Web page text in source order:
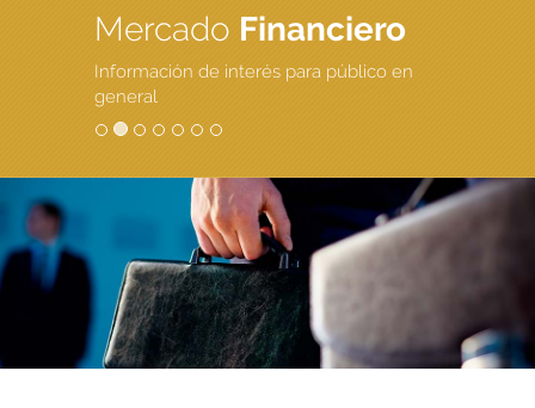
Mercado Financiero
Información de interés para público en
general